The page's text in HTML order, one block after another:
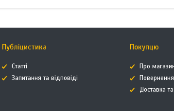
Публіцистика
Статті
Запитання та відповіді
Покупцю
Про
Доставка